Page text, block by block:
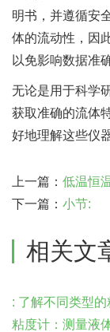
明书，并遵循安
体的流动性，因
以免影响数据准
无论是用于科学
获取准确的流体
好地理解这些仪
上一篇： 低温恒
下一篇： 小节:
相关文
: 了解不同类型
粘度计：测量液